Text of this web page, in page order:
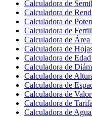
Calculadora de
Calculadora de
Calculadora de
Calculadora de
Calculadora de Área
Calculadora de
Calculadora de
Calculadora de
Calculadora de
Calculadora de
Calculadora de
Calculadora de
Calculadora de